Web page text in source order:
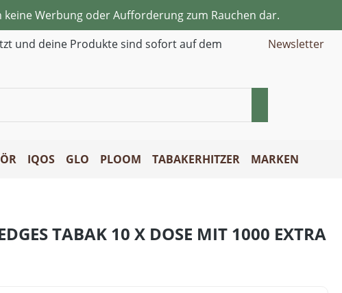
Werbung oder Aufforderung zum Rauchen dar.
und deine Produkte sind sofort auf dem
Newsletter
IQOS GLO PLOOM TABAKERHITZER MARKEN
TABAK 10 X DOSE MIT 1000 EXTRA